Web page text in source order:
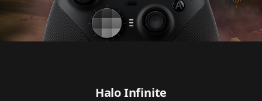
Halo Infinite